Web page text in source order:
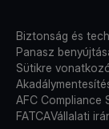
Biztonság és
Panasz
Sütikre
AFC Compliance
FATCAVállalati